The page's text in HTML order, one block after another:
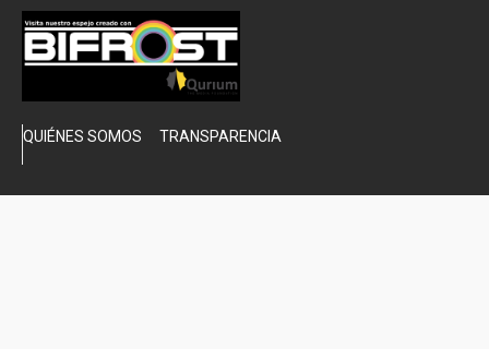
QUIÉNES SOMOS TRANSPARENCIA